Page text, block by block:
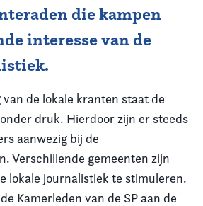
die kampen
interesse van de
de lokale kranten staat de
druk. Hierdoor zijn er steeds
aanwezig bij de
Verschillende gemeenten zijn
lokale journalistiek te stimuleren.
de Kamerleden van de SP aan de